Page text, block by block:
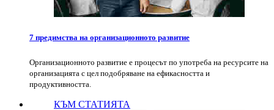
7 предимства на организационното развитие
Организационното развитие е процесът по употреба на ресурсите на
организацията с цел подобряване на ефикасността и
продуктивността.
КЪМ СТАТИЯТА